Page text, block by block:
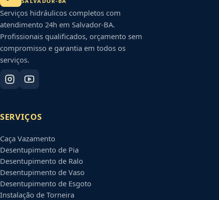
Serviços hidráulicos completos com
atendimento 24h em Salvador-BA.
Profissionais qualificados, orçamento sem
compromisso e garantia em todos os
serviços.
SERVIÇOS
Caça Vazamento
Desentupimento de Pia
Desentupimento de Ralo
Desentupimento de Vaso
Desentupimento de Esgoto
Instalação de Torneira